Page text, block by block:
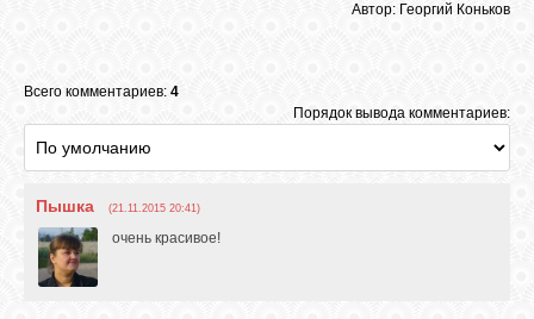
Автор: Георгий Коньков
Всего комментариев: 4
Порядок вывода комментариев:
Пышка (21.11.2015 20:41)
очень красивое!